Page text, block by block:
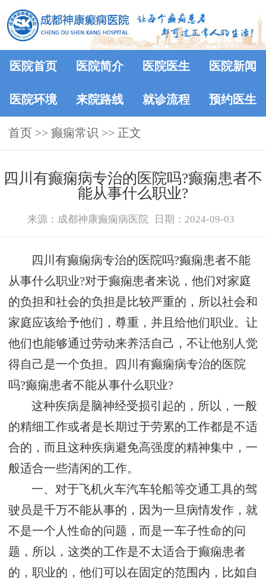
医院首页 医院简介 医院医生 医院新闻
医院环境 来院路线 就诊流程 预约医生
首页 >> 癫痫常识 >> 正文
四川有癫痫病专治的医院吗?癫痫患者不
能从事什么职业?
来源：成都神康癫痫病医院 日期：2024-09-03
四川有癫痫病专治的医院吗?癫痫患者不能
从事什么职业?对于癫痫患者来说，他们对家庭
的负担和社会的负担是比较严重的，所以社会和
家庭应该给予他们，尊重，并且给他们职业。让
他们也能够通过劳动来养活自己，不让他别人觉
得自己是一个负担。四川有癫痫病专治的医院
吗?癫痫患者不能从事什么职业?
这种疾病是脑神经受损引起的，所以，一般
的精细工作或者是长期过于劳累的工作都是不适
合的，而且这种疾病避免高强度的精神集中，一
般适合一些清闲的工作。
一、对于飞机火车汽车轮船等交通工具的驾
驶员是千万不能从事的，因为一旦病情发作，就
不是一个人性命的问题，而是一车子性命的问
题，所以，这类的工作是不太适合于癫痫患者
的，职业的，他们可以在固定的范围内，比如自